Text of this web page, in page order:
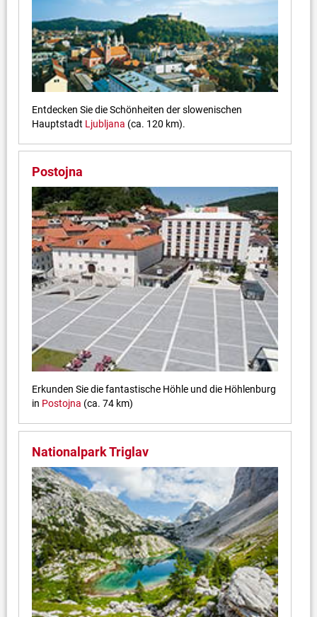
Entdecken Sie die Schönheiten der slowenischen
Hauptstadt Ljubljana (ca. 120 km).
Postojna
Erkunden Sie die fantastische Höhle und die Höhlenburg
in Postojna (ca. 74 km)
Nationalpark Triglav